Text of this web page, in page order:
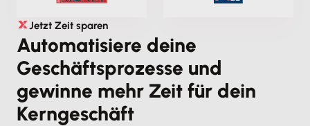
Jetzt Zeit sparen
Automatisiere deine
Geschäftsprozesse und
gewinne mehr Zeit für dein
Kerngeschäft